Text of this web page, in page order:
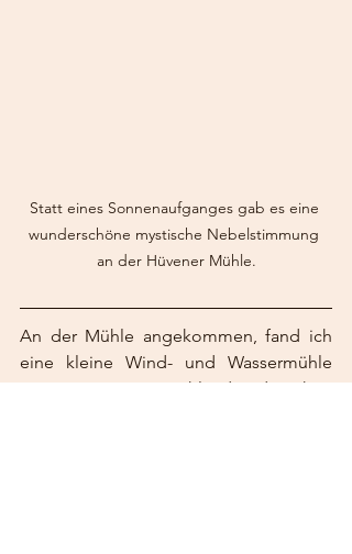
Statt eines Sonnenaufganges gab es eine
wunderschöne mystische Nebelstimmung
an der Hüvener Mühle.
An der Mühle angekommen, fand ich
eine kleine Wind- und Wassermühle
vor, was so in Deutschland und auch in